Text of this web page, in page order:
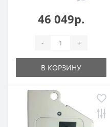
46 049р.
- +
В КОРЗИНУ